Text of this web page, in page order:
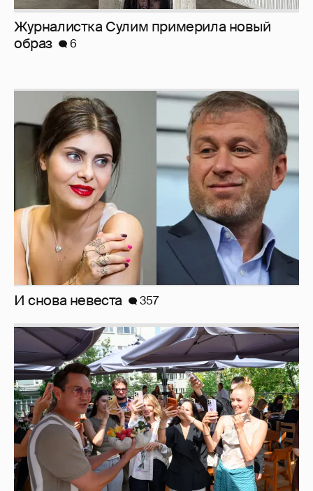
И снова невеста 357
Анастасия Гребенкина, Женя Малахова,
Оксана Русланова и другие гости
фестиваля «Баланс вкуса и ритма»:
рассматриваем летние образы